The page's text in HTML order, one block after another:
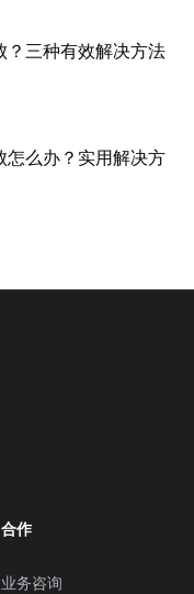
？三种有效解决方法
怎么办？实用解决方
合作
业务咨询